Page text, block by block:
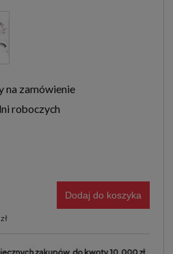
na zamówienie
roboczych
Dodaj do koszyka